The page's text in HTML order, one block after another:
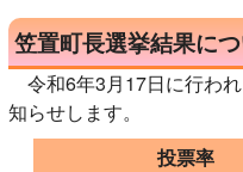
笠置町長選挙結果に
令和6年3月17日に行わ
知らせします。
投票率